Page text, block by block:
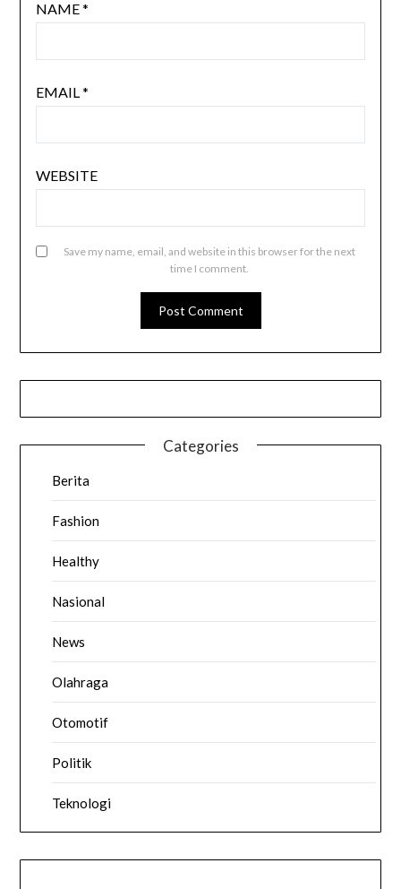
NAME*
EMAIL*
WEBSITE
Save my name, email, and website in this browser for the next
time I comment.
Categories
Berita
Fashion
Healthy
Nasional
News
Olahraga
Otomotif
Politik
Teknologi